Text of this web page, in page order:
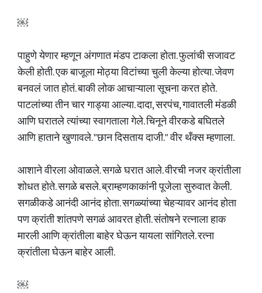
￼
पाहुणे येणार म्हणून अंगणात मंडप टाकला होता. फुलांची सजावट
केली होती. एक बाजूला मोठ्या विटांच्या चुली केल्या होत्या. जेवण
बनवलं जात होतं. बाकी लोक आचाऱ्याला सूचना करत होते.
पाटलांच्या तीन चार गाड्या आल्या. दादा, सरपंच, गावातली मंडळी
आणि घरातले त्यांच्या स्वागताला गेले. चिनूने वीरकडे बघितले
आणि हाताने खुणावले. "छान दिसताय दाजी." वीर थँक्स म्हणाला.
आशाने वीरला ओवाळले. सगळे घरात आले. वीरची नजर क्रांतीला
शोधत होते. सगळे बसले. ब्राम्हणकाकांनी पूजेला सुरुवात केली.
सगळीकडे आनंदी आनंद होता. सगळ्यांच्या चेहऱ्यावर आनंद होता
पण क्रांती शांतपणे सगळं आवरत होती. संतोषने रत्नाला हाक
मारली आणि क्रांतीला बाहेर घेऊन यायला सांगितले. रत्ना
क्रांतीला घेऊन बाहेर आली.
￼